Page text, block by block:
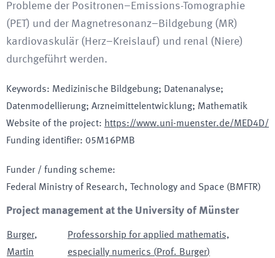
Probleme der Positronen–Emissions-Tomographie
(PET) und der Magnetresonanz–Bildgebung (MR)
kardiovaskulär (Herz–Kreislauf) und renal (Niere)
durchgeführt werden.
Keywords: Medizinische Bildgebung; Datenanalyse;
Datenmodellierung; Arzneimittelentwicklung; Mathematik
Website of the project: https://www.uni-muenster.de/MED4D/
Funding identifier: 05M16PMB
Funder / funding scheme:
Federal Ministry of Research, Technology and Space (BMFTR)
Project management at the University of Münster
Burger,
Martin
Professorship for applied mathematis,
especially numerics (Prof. Burger)